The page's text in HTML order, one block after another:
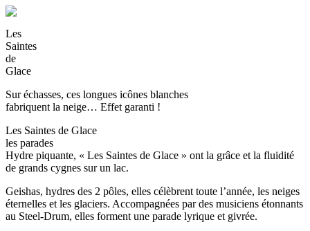
Les
Saintes
de
Glace
Sur échasses, ces longues icônes blanches
fabriquent la neige… Effet garanti !
Les Saintes de Glace
les parades
Hydre piquante, « Les Saintes de Glace » ont la grâce et la fluidité
de grands cygnes sur un lac.
Geishas, hydres des 2 pôles, elles célèbrent toute l’année, les neiges
éternelles et les glaciers. Accompagnées par des musiciens étonnants
au Steel-Drum, elles forment une parade lyrique et givrée.